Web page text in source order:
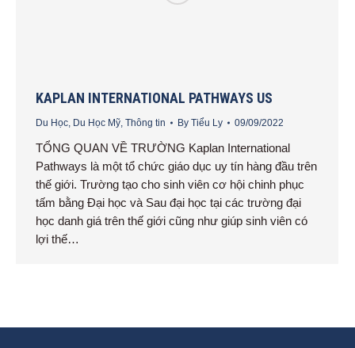
KAPLAN INTERNATIONAL PATHWAYS US
Du Học, Du Học Mỹ, Thông tin By Tiểu Ly 09/09/2022
TỔNG QUAN VỀ TRƯỜNG Kaplan International
Pathways là một tổ chức giáo dục uy tín hàng đầu trên
thế giới. Trường tạo cho sinh viên cơ hội chinh phục
tấm bằng Đại học và Sau đại học tại các trường đại
học danh giá trên thế giới cũng như giúp sinh viên có
lợi thế…